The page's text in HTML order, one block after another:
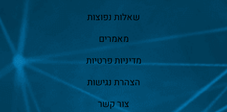
שאלות נפוצות
מאמרים
מדיניות פרטיות
הצהרת נגישות
צור קשר